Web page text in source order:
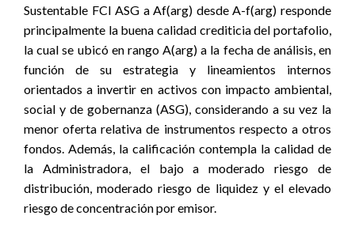
Sustentable FCI ASG a Af(arg) desde A-f(arg) responde
principalmente la buena calidad crediticia del portafolio,
la cual se ubicó en rango A(arg) a la fecha de análisis, en
función de su estrategia y lineamientos internos
orientados a invertir en activos con impacto ambiental,
social y de gobernanza (ASG), considerando a su vez la
menor oferta relativa de instrumentos respecto a otros
fondos. Además, la calificación contempla la calidad de
la Administradora, el bajo a moderado riesgo de
distribución, moderado riesgo de liquidez y el elevado
riesgo de concentración por emisor.